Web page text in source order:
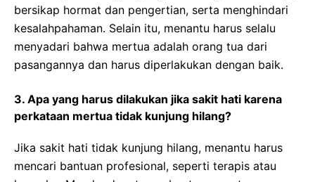
bersikap hormat dan pengertian, serta menghindari
kesalahpahaman. Selain itu, menantu harus selalu
menyadari bahwa mertua adalah orang tua dari
pasangannya dan harus diperlakukan dengan baik.
3. Apa yang harus dilakukan jika sakit hati karena
perkataan mertua tidak kunjung hilang?
Jika sakit hati tidak kunjung hilang, menantu harus
mencari bantuan profesional, seperti terapis atau